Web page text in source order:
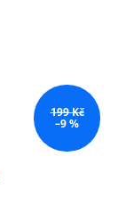
199 Kč
–9 %